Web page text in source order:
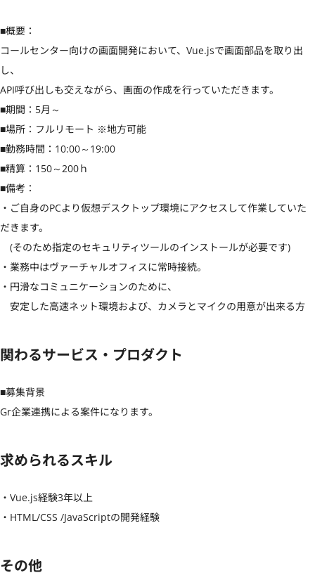
■概要：
コールセンター向けの画面開発において、Vue.jsで画面部品を取り出
し、
API呼び出しも交えながら、画面の作成を行っていただきます。
■期間：5月～
■場所：フルリモート ※地方可能
■勤務時間：10:00～19:00
■精算：150～200ｈ
■備考：
・ご自身のPCより仮想デスクトップ環境にアクセスして作業していた
だきます。
(そのため指定のセキュリティツールのインストールが必要です)
・業務中はヴァーチャルオフィスに常時接続。
・円滑なコミュニケーションのために、
安定した高速ネット環境および、カメラとマイクの用意が出来る方
関わるサービス・プロダクト
■募集背景
Gr企業連携による案件になります。
求められるスキル
・Vue.js経験3年以上
・HTML/CSS /JavaScriptの開発経験
その他